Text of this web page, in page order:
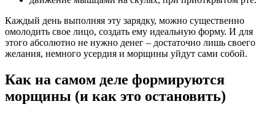
Каждый день выполняя эту зарядку, можно существенно
омолодить свое лицо, создать ему идеальную форму. И для
этого абсолютно не нужно денег – достаточно лишь своего
желания, немного усердия и морщины уйдут сами собой.
Как на самом деле формируются
морщины (и как это остановить)